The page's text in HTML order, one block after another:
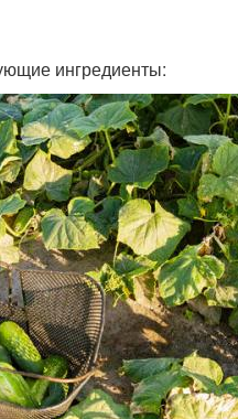
Огурцы без
стерилизации
Огурцы в
соусе
Огурцы в
горчичном
Огурцы с
ингредиенты: